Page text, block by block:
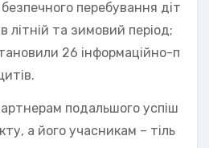
перебування діт
літній та зимовий період;
26 інформаційно-п
подальшого успіш
а його учасникам – тіль